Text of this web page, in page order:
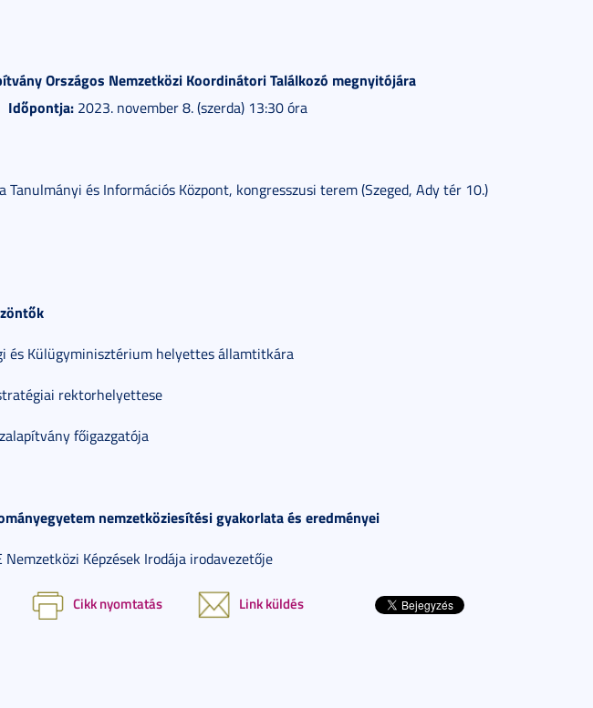
Országos Nemzetközi Koordinátori Találkozó megnyitójára
Időpontja: 2023. november 8. (szerda) 13:30 óra
Tanulmányi és Információs Központ, kongresszusi terem (Szeged, Ady tér 10.)
és Külügyminisztérium helyettes államtitkára
rektorhelyettese
főigazgatója
nemzetköziesítési gyakorlata és eredményei
Nemzetközi Képzések Irodája irodavezetője
Cikk nyomtatás Link küldés